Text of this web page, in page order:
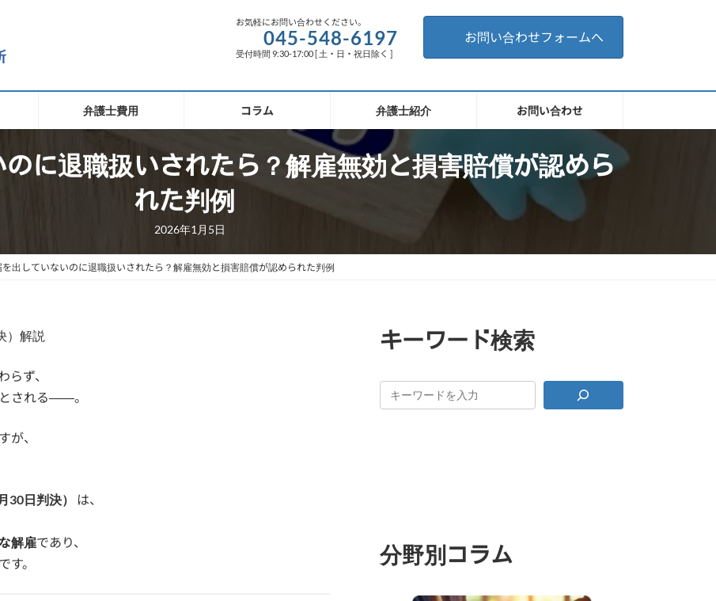
お気軽にお問い合わせください。
045-548-6197
受付時間 9:30-17:00 [ 土・日・祝日除く ]
お問い合わせフォームへ
弁護士費用 コラム 弁護士紹介 お問い合わせ
に退職扱いされたら？解雇無効と損害賠償が認めら
れた判例
2026年1月5日
を出していないのに退職扱いされたら？解雇無効と損害賠償が認められた判例
）解説
ず、
される――。
が、
30日判決）
は、
解雇であり、
す。
キーワード検索
分野別コラム